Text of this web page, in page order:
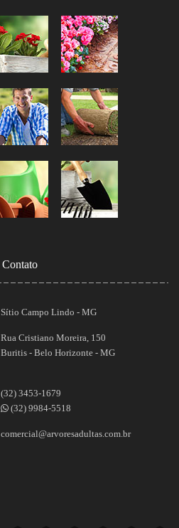
Contato
Sítio Campo Lindo - MG
Rua Cristiano Moreira, 150
Buritis - Belo Horizonte - MG
(32) 3453-1679
(32) 9984-5518
comercial@arvoresadultas.com.br